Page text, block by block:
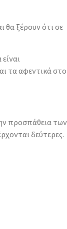
θα ξέρουν ότι σε
τα αφεντικά στο
προσπάθεια των
δεύτερες.